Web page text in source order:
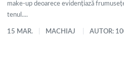
make-up deoarece evidențiază
tenul....
15 MAR. MACHIAJ AUTOR: